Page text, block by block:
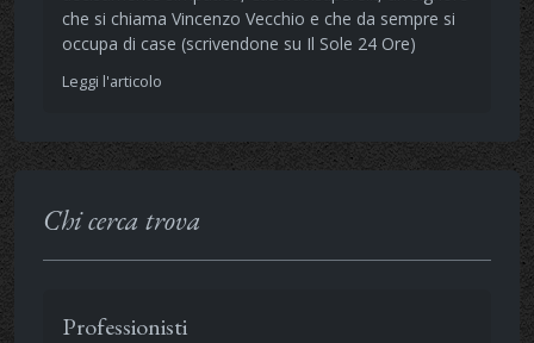
che si chiama Vincenzo Vecchio e che da sempre si
occupa di case (scrivendone su Il Sole 24 Ore)
Leggi l'articolo
Chi cerca trova
Professionisti